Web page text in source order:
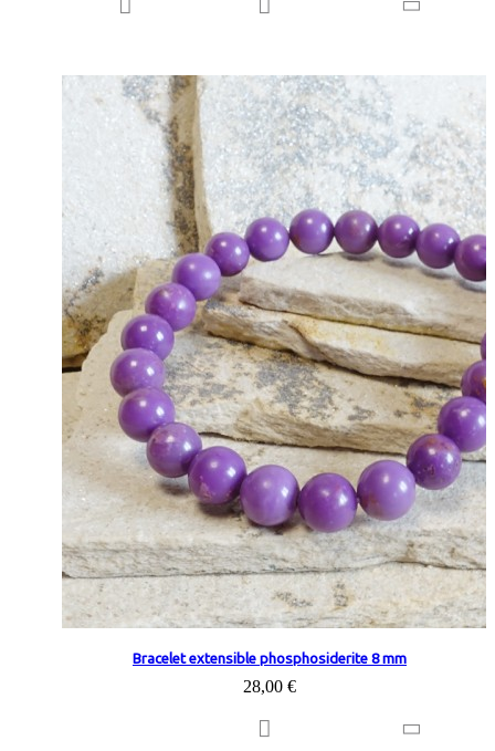
Bracelet extensible phosphosiderite 8 mm
28,00 €